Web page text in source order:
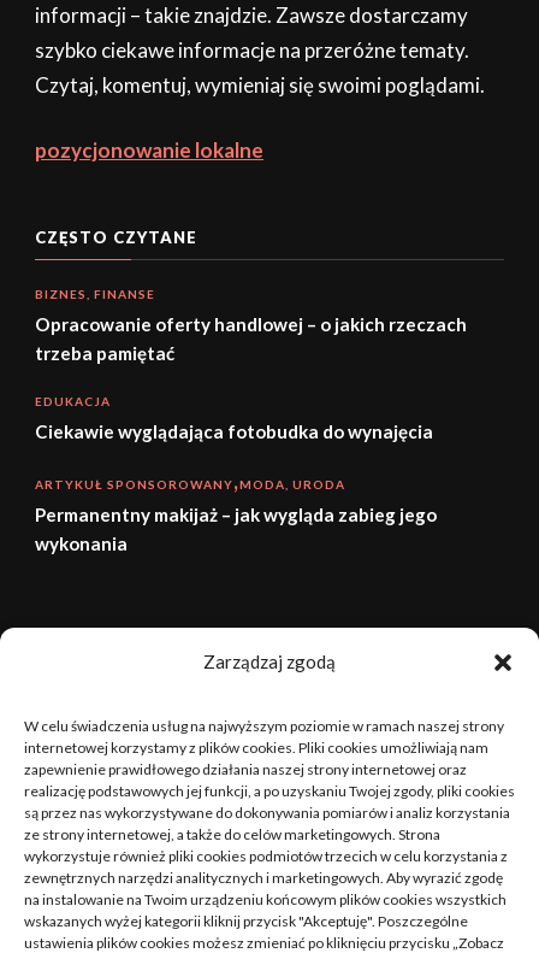
Zarządzaj zgodą
W celu świadczenia usług na najwyższym poziomie w ramach naszej strony
internetowej korzystamy z plików cookies. Pliki cookies umożliwiają nam
zapewnienie prawidłowego działania naszej strony internetowej oraz
realizację podstawowych jej funkcji, a po uzyskaniu Twojej zgody, pliki cookies
są przez nas wykorzystywane do dokonywania pomiarów i analiz korzystania
ze strony internetowej, a także do celów marketingowych. Strona
wykorzystuje również pliki cookies podmiotów trzecich w celu korzystania z
zewnętrznych narzędzi analitycznych i marketingowych. Aby wyrazić zgodę
na instalowanie na Twoim urządzeniu końcowym plików cookies wszystkich
wskazanych wyżej kategorii kliknij przycisk "Akceptuję". Poszczególne
ustawienia plików cookies możesz zmieniać po kliknięciu przycisku „Zobacz
informacji – takie znajdzie. Zawsze dostarczamy
szybko ciekawe informacje na przeróżne tematy.
Czytaj, komentuj, wymieniaj się swoimi poglądami.
pozycjonowanie lokalne
CZĘSTO CZYTANE
BIZNES, FINANSE
Opracowanie oferty handlowej – o jakich rzeczach
trzeba pamiętać
EDUKACJA
Ciekawie wyglądająca fotobudka do wynajęcia
ARTYKUŁ SPONSOROWANY MODA, URODA
Permanentny makijaż – jak wygląda zabieg jego
wykonania
sierpień 2026
3 4 5 6 7 8 9
10 11 12 13 14 15 16
17 18 19 20 21 22 23